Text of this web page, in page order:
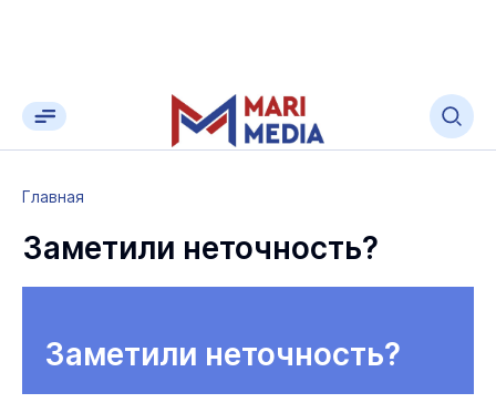
Главная
Заметили неточность?
Заметили неточность?